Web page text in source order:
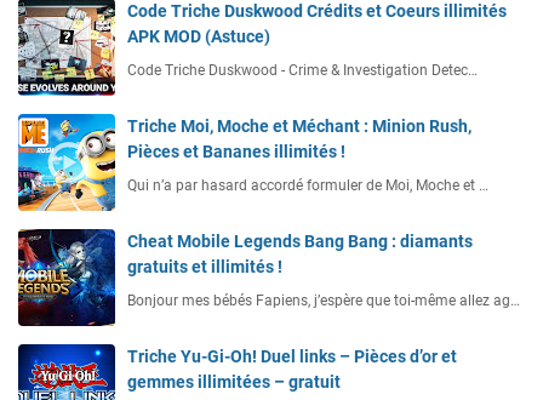
Code Triche Duskwood Crédits et Coeurs illimités
APK MOD (Astuce)
Code Triche Duskwood - Crime & Investigation Detec…
Triche Moi, Moche et Méchant : Minion Rush,
Pièces et Bananes illimités !
Qui n’a par hasard accordé formuler de Moi, Moche et …
Cheat Mobile Legends Bang Bang : diamants
gratuits et illimités !
Bonjour mes bébés Fapiens, j’espère que toi-même allez ag…
Triche Yu-Gi-Oh! Duel links – Pièces d’or et
gemmes illimitées – gratuit